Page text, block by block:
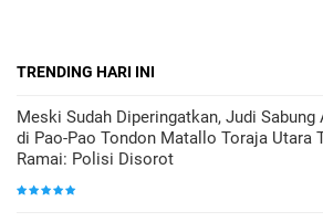
TRENDING HARI INI
Meski Sudah Diperingatkan, Judi Sabung
di Pao-Pao Tondon Matallo Toraja Utara
Ramai: Polisi Disorot